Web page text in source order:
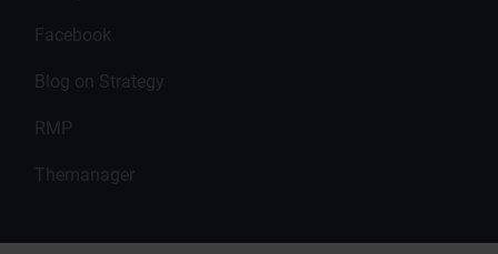
Facebook
Blog on Strategy
RMP
Themanager